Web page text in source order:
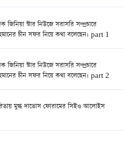
জিনিয়া স্টার নিউজে সরাসরি সম্প্রচারে
চীন সফর নিয়ে কথা বলেছেন। part 1
জিনিয়া স্টার নিউজে সরাসরি সম্প্রচারে
চীন সফর নিয়ে কথা বলেছেন। part 2
মুগ্ধ দাভোস ফোরামের সিইও আলোইস